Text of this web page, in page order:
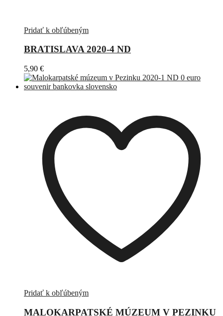
Pridať k obľúbeným
BRATISLAVA 2020-4 ND
5,90 €
Pridať k obľúbeným
MALOKARPATSKÉ MÚZEUM V PEZINKU